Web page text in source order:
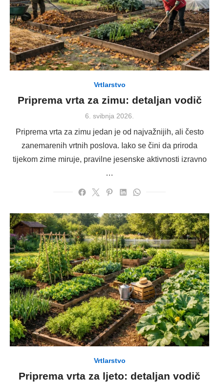
Vrtlarstvo
Priprema vrta za zimu: detaljan vodič
Posted
6. svibnja 2026.
Priprema vrta za zimu jedan je od najvažnijih, ali često
zanemarenih vrtnih poslova. Iako se čini da priroda
tijekom zime miruje, pravilne jesenske aktivnosti izravno
…
Vrtlarstvo
Priprema vrta za ljeto: detaljan vodič